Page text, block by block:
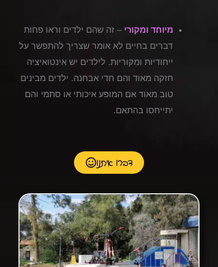
מיוחד ומקורי – זה שהם ילדים וראו פחות
דברים בחיים לא אומר שצריך להתפשר על
ייחודיות ומקוריות. לילדים יש אינטואיציה
חזקה מאוד והם חדי אבחנה. ילדים מבינים
טוב מאוד אם המופע איכותי או סתמי והם
יתייחסו בהתאם.
דברו איתנו